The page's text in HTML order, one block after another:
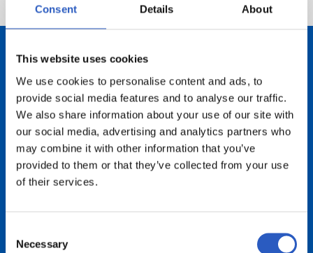
Consent Details About
This website uses cookies
We use cookies to personalise content and ads, to
provide social media features and to analyse our traffic.
We also share information about your use of our site with
our social media, advertising and analytics partners who
may combine it with other information that you’ve
provided to them or that they’ve collected from your use
of their services.
Selection
Necessary
MEMORIAS DE ACTIVIDADES
2025 2024